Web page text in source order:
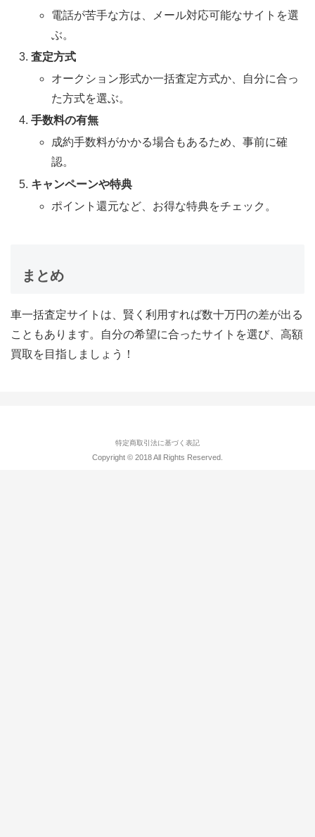
電話が苦手な方は、メール対応可能なサイトを選
ぶ。
査定方式
オークション形式か一括査定方式か、自分に合っ
た方式を選ぶ。
手数料の有無
成約手数料がかかる場合もあるため、事前に確
認。
キャンペーンや特典
ポイント還元など、お得な特典をチェック。
まとめ
車一括査定サイトは、賢く利用すれば数十万円の差が出る
こともあります。自分の希望に合ったサイトを選び、高額
買取を目指しましょう！
特定商取引法に基づく表記
Copyright © 2018 All Rights Reserved.